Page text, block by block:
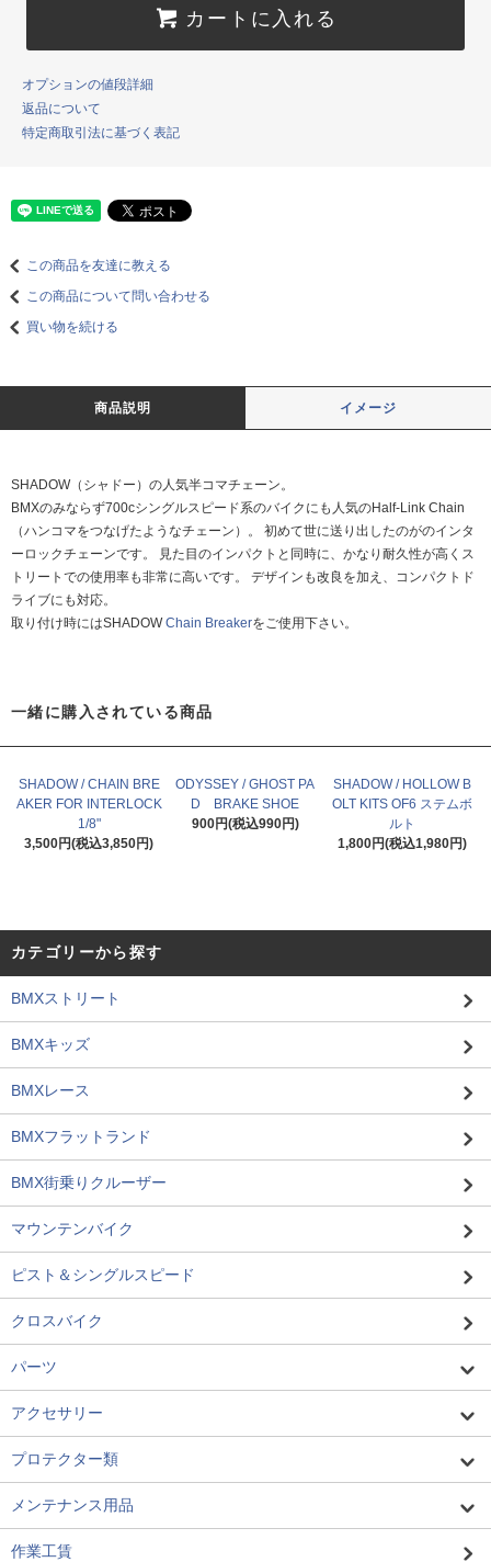
カートに入れる
オプションの値段詳細
返品について
特定商取引法に基づく表記
この商品を友達に教える
この商品について問い合わせる
買い物を続ける
商品説明 イメージ
SHADOW（シャドー）の人気半コマチェーン。
BMXのみならず700cシングルスピード系のバイクにも人気のHalf-Link Chain
（ハンコマをつなげたようなチェーン）。 初めて世に送り出したのがのインタ
ーロックチェーンです。 見た目のインパクトと同時に、かなり耐久性が高くス
トリートでの使用率も非常に高いです。 デザインも改良を加え、コンパクトド
ライブにも対応。
取り付け時にはSHADOWChain Breakerをご使用下さい。
一緒に購入されている商品
SHADOW / CHAIN BRE
AKER FOR INTERLOCK
1/8"
3,500円(税込3,850円)
ODYSSEY / GHOST PA
D BRAKE SHOE
900円(税込990円)
SHADOW / HOLLOW B
OLT KITS OF6 ステムボ
ルト
1,800円(税込1,980円)
カテゴリーから探す
BMXストリート
BMXキッズ
BMXレース
BMXフラットランド
BMX街乗りクルーザー
マウンテンバイク
ピスト＆シングルスピード
クロスバイク
パーツ
アクセサリー
プロテクター類
メンテナンス用品
作業工賃